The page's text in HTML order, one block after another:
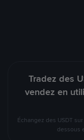
Tradez des
vendez en
Échangez des USDT
dessous